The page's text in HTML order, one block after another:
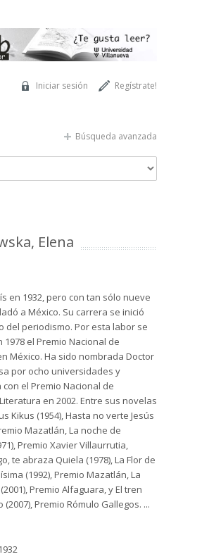
Regístrate!
Iniciar sesión
Búsqueda avanzada
Elena
en 1932, pero con tan sólo nueve
a México. Su carrera se inició
del periodismo. Por esta labor se
1978 el Premio Nacional de
México. Ha sido nombrada Doctor
por ocho universidades y
el Premio Nacional de
en 2002. Entre sus novelas
Kikus (1954), Hasta no verte Jesús
Mazatlán, La noche de
Premio Xavier Villaurrutia,
te abraza Quiela (1978), La Flor de
(1992), Premio Mazatlán, La
Premio Alfaguara, y El tren
Premio Rómulo Gallegos. ...